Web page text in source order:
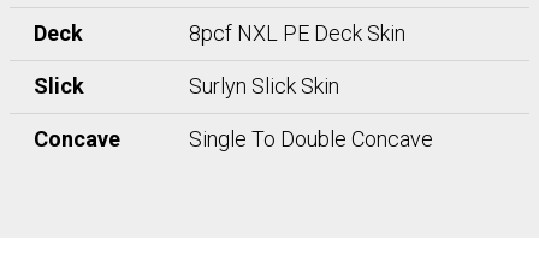
Deck 8pcf NXL PE Deck Skin
Slick Surlyn Slick Skin
Concave Single To Double Concave